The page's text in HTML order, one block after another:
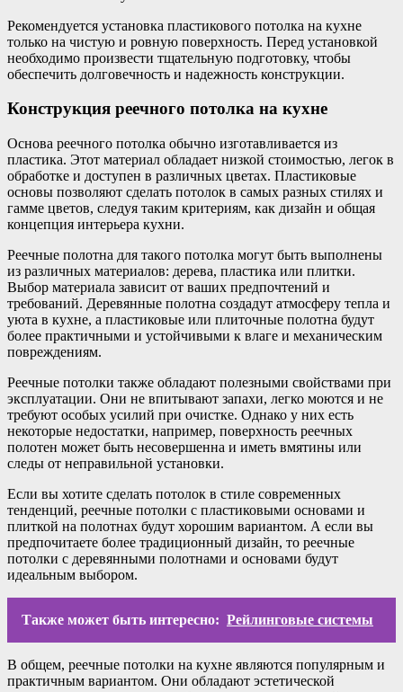
Рекомендуется установка пластикового потолка на кухне
только на чистую и ровную поверхность. Перед установкой
необходимо произвести тщательную подготовку, чтобы
обеспечить долговечность и надежность конструкции.
Конструкция реечного потолка на кухне
Основа реечного потолка обычно изготавливается из
пластика. Этот материал обладает низкой стоимостью, легок в
обработке и доступен в различных цветах. Пластиковые
основы позволяют сделать потолок в самых разных стилях и
гамме цветов, следуя таким критериям, как дизайн и общая
концепция интерьера кухни.
Реечные полотна для такого потолка могут быть выполнены
из различных материалов: дерева, пластика или плитки.
Выбор материала зависит от ваших предпочтений и
требований. Деревянные полотна создадут атмосферу тепла и
уюта в кухне, а пластиковые или плиточные полотна будут
более практичными и устойчивыми к влаге и механическим
повреждениям.
Реечные потолки также обладают полезными свойствами при
эксплуатации. Они не впитывают запахи, легко моются и не
требуют особых усилий при очистке. Однако у них есть
некоторые недостатки, например, поверхность реечных
полотен может быть несовершенна и иметь вмятины или
следы от неправильной установки.
Если вы хотите сделать потолок в стиле современных
тенденций, реечные потолки с пластиковыми основами и
плиткой на полотнах будут хорошим вариантом. А если вы
предпочитаете более традиционный дизайн, то реечные
потолки с деревянными полотнами и основами будут
идеальным выбором.
Также может быть интересно: Рейлинговые системы
В общем, реечные потолки на кухне являются популярным и
практичным вариантом. Они обладают эстетической